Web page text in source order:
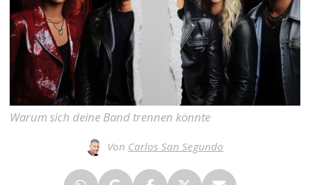
Warum sich deine Band trennen könnte
Von Carlos San Segundo